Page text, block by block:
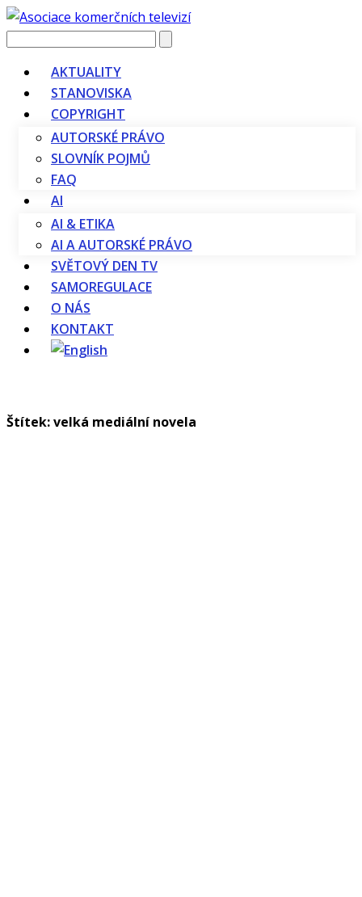
Vyhledávání
AKTUALITY
STANOVISKA
COPYRIGHT
AUTORSKÉ PRÁVO
SLOVNÍK POJMŮ
FAQ
AI
AI & ETIKA
AI A AUTORSKÉ PRÁVO
SVĚTOVÝ DEN TV
SAMOREGULACE
O NÁS
KONTAKT
Štítek: velká mediální novela